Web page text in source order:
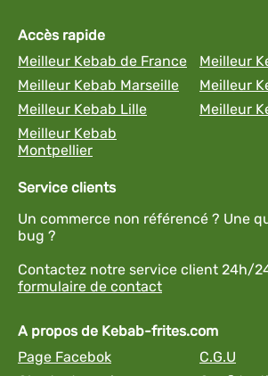
Accès rapide
Meilleur Kebab de France
Meilleur
Meilleur Kebab Marseille
Meilleur
Meilleur Kebab Lille
Meilleur
Meilleur Kebab
Montpellier
Service clients
Un commerce non référencé ? Une
bug ?
Contactez notre service client 24h/
formulaire de contact
A propos de Kebab-frites.com
Page Facebok
C.G.U